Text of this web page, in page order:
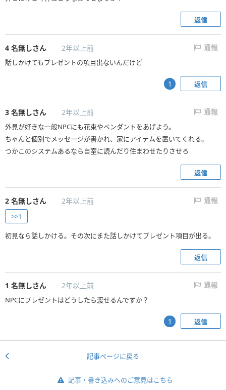
返信
4 名無しさん 2年以上前 通報
話しかけてもプレゼントの項目出ないんだけど
返信
1
3 名無しさん 2年以上前 通報
外見が好きな一般NPCにも花束やペンダントをあげよう。
ちゃんと個別でメッセージが書かれ、家にアイテムを置いてくれる。
つかこのシステムあるなら自室に読んだり住まわせたりさせろ
返信
2 名無しさん 2年以上前 通報
>>1
初見なら話しかける。その次にまた話しかけてプレゼント項目が出る。
返信
1 名無しさん 2年以上前 通報
NPCにプレゼントはどうしたら渡せるんですか？
返信
1
記事ページに戻る
記事・書き込みへのご意見はこちら